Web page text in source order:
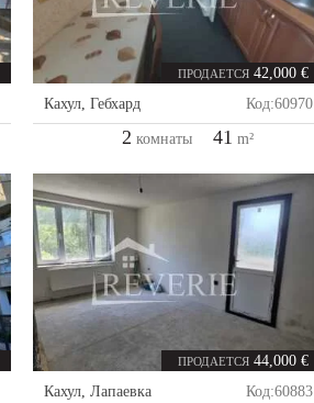
ПРОДАЕТСЯ 42,000 €
Кахул,Гебхард Код:60970
2 комнаты 41 m²
ПРОДАЕТСЯ 44,000 €
Кахул,Лапаевка Код:60883